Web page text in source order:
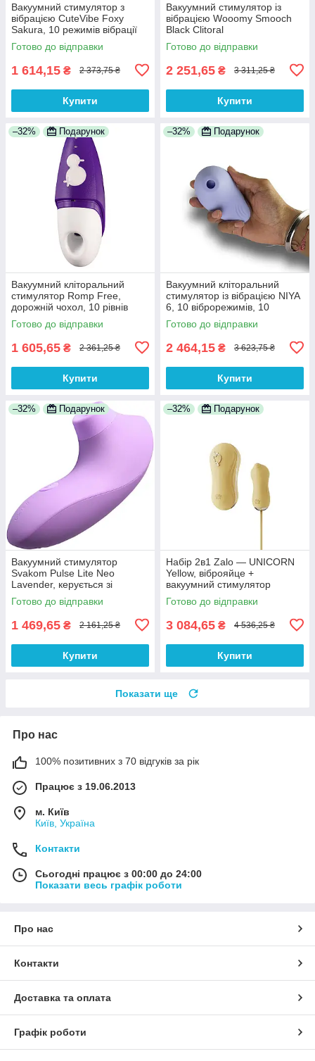
Вакуумний стимулятор з
вібрацією CuteVibe Foxy
Sakura, 10 режимів вібрації
для глибокої стимуляції точки
G
Готово до відправки
1 614,15 ₴ 2 373,75 ₴
Купити
Вакуумний стимулятор із
вібрацією Wooomy Smooch
Black Clitoral
Suction&Vibration
Готово до відправки
2 251,65 ₴ 3 311,25 ₴
Купити
–32% Подарунок
Вакуумний кліторальний
стимулятор Romp Free,
дорожній чохол, 10 рівнів
інтенсивності
Готово до відправки
1 605,65 ₴ 2 361,25 ₴
Купити
–32% Подарунок
Вакуумний кліторальний
стимулятор із вібрацією NIYA
6, 10 віброрежимів, 10
вакуумно-хвильових режимів
Готово до відправки
2 464,15 ₴ 3 623,75 ₴
Купити
–32% Подарунок
Вакуумний стимулятор
Svakom Pulse Lite Neo
Lavender, керується зі
смартфона
Готово до відправки
1 469,65 ₴ 2 161,25 ₴
Купити
–32% Подарунок
Набір 2в1 Zalo — UNICORN
Yellow, віброяйце +
вакуумний стимулятор
Готово до відправки
3 084,65 ₴ 4 536,25 ₴
Купити
Показати ще
Про нас
100% позитивних з 70 відгуків за рік
Працює з 19.06.2013
м. Київ
Київ, Україна
Контакти
Сьогодні працює з 00:00 до 24:00
Показати весь графік роботи
Про нас
Контакти
Доставка та оплата
Графік роботи